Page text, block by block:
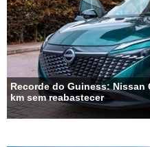
Recorde do Guiness: Nissan
km sem reabastecer